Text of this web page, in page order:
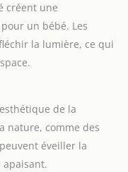
créent une
un bébé. Les
la lumière, ce qui
de la
nature, comme des
éveiller la